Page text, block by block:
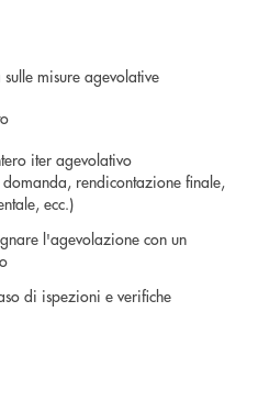
misure agevolative
iter agevolativo
rendicontazione finale,
ecc.)
l'agevolazione con un
di ispezioni e verifiche